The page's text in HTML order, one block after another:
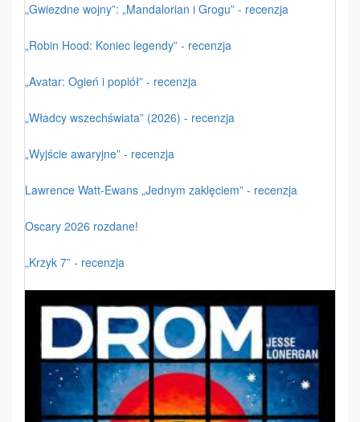
„Gwiezdne wojny”: „Mandalorian i Grogu” - recenzja
„Robin Hood: Koniec legendy” - recenzja
„Avatar: Ogień i popiół” - recenzja
„Władcy wszechświata” (2026) - recenzja
„Wyjście awaryjne” - recenzja
Lawrence Watt-Ewans „Jednym zaklęciem” - recenzja
Oscary 2026 rozdane!
„Krzyk 7” - recenzja